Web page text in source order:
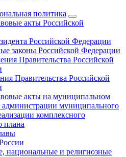
политика
акты Российской
Российской Федерации
законы Российской Федерации
Правительства Российской
Правительства Российской
акты на муниципальном
администрации муниципального
комплексного
плана
национальные и религиозные